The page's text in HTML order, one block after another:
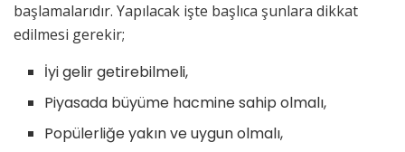
başlamalarıdır. Yapılacak işte başlıca şunlara dikkat
edilmesi gerekir;
İyi gelir getirebilmeli,
Piyasada büyüme hacmine sahip olmalı,
Popülerliğe yakın ve uygun olmalı,